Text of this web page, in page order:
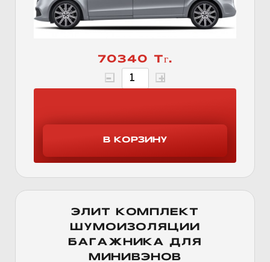
70340 Тг.
ЭЛИТ КОМПЛЕКТ
ШУМОИЗОЛЯЦИИ
БАГАЖНИКА ДЛЯ
МИНИВЭНОВ